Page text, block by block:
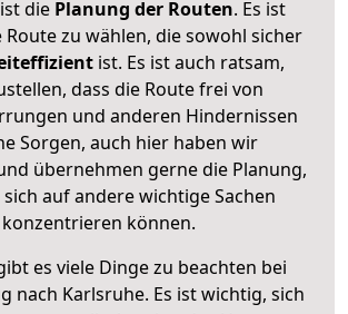
diePlanung der Routen. Es ist
zu wählen, die sowohl sicher
ist. Es ist auch ratsam,
dass die Route frei von
und anderen Hindernissen
Sorgen, auch hier haben wir
übernehmen gerne die Planung,
auf andere wichtige Sachen
konzentrieren können.
es viele Dinge zu beachten bei
nach Karlsruhe. Es ist wichtig, sich